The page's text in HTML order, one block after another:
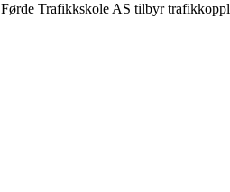
Førde Trafikkskole AS tilbyr